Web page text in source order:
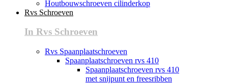
Houtbouwschroeven cilinderkop
Rvs Schroeven
In Rvs Schroeven
Rvs Spaanplaatschroeven
Spaanplaatschroeven rvs 410
Spaanplaatschroeven rvs 410
met snijpunt en freesribben